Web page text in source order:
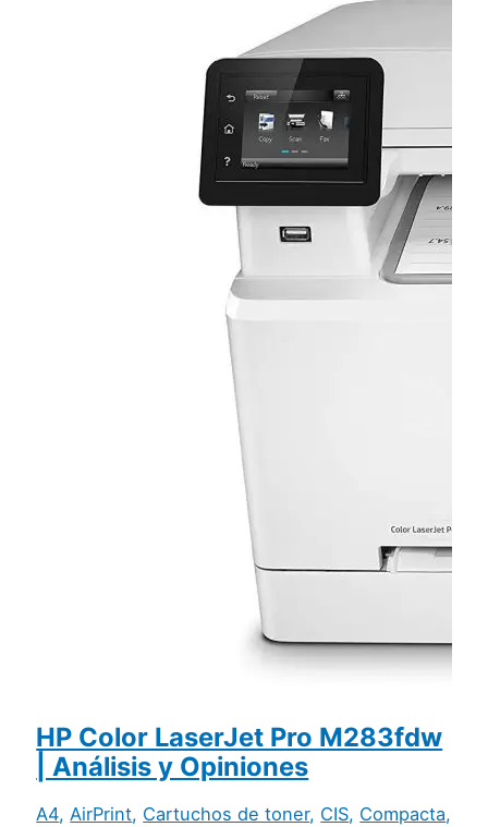
HP Color LaserJet Pro M283fdw
| Análisis y Opiniones
A4,AirPrint, Cartuchos de toner, CIS, Compacta,